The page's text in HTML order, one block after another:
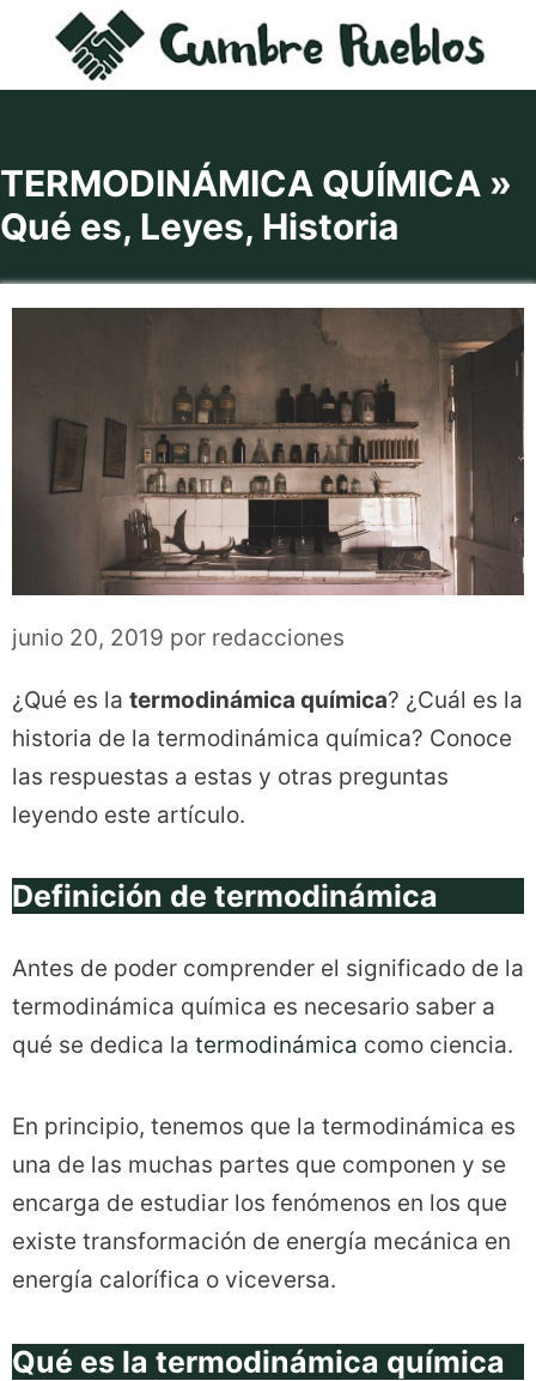
contenido
TERMODINÁMICA QUÍMICA »
Qué es, Leyes, Historia
junio 20, 2019 por redacciones
¿Qué es la termodinámica química? ¿Cuál es la
historia de la termodinámica química? Conoce
las respuestas a estas y otras preguntas
leyendo este artículo.
Definición de termodinámica
Antes de poder comprender el significado de la
termodinámica química es necesario saber a
qué se dedica la termodinámica como ciencia.
En principio, tenemos que la termodinámica es
una de las muchas partes que componen y se
encarga de estudiar los fenómenos en los que
existe transformación de energía mecánica en
energía calorífica o viceversa.
Qué es la termodinámica química